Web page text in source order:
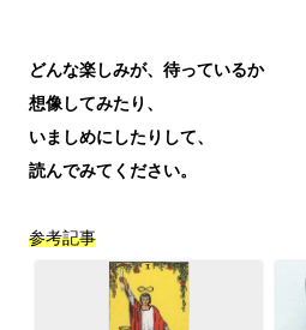
どんな楽しみが、待っているか
想像してみたり、
いましめにしたりして、
読んでみてください。
参考記事